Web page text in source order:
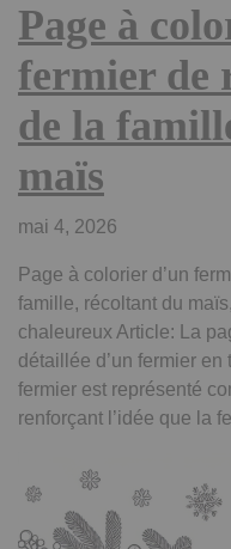
Page à
fermier de
de la
maïs
mai 4, 2026
Page à colorier d’un
famille, récoltant du
chaleureux Article: La
détaillée d’un fermier
fermier est représenté
renforçant l’idée que la